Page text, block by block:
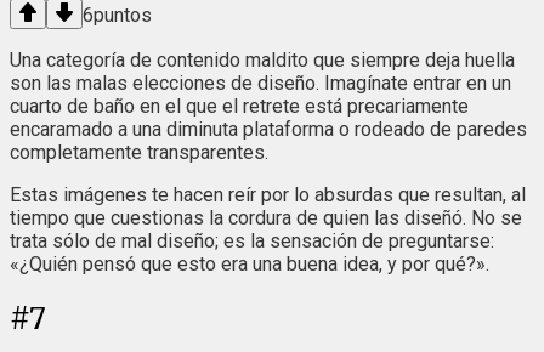
6puntos
Una categoría de contenido maldito que siempre deja huella
son las malas elecciones de diseño. Imagínate entrar en un
cuarto de baño en el que el retrete está precariamente
encaramado a una diminuta plataforma o rodeado de paredes
completamente transparentes.
Estas imágenes te hacen reír por lo absurdas que resultan, al
tiempo que cuestionas la cordura de quien las diseñó. No se
trata sólo de mal diseño; es la sensación de preguntarse:
«¿Quién pensó que esto era una buena idea, y por qué?».
#7